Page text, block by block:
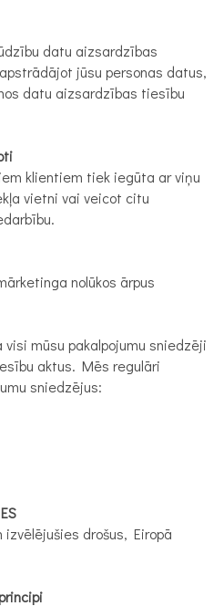
datu aizsardzības
jūsu personas datus,
datu aizsardzības tiesību
klientiem tiek iegūta ar viņu
vietni vai veicot citu
nolūkos ārpus
mūsu pakalpojumu sniedzēji
aktus. Mēs regulāri
sniedzējus:
drošus, Eiropā